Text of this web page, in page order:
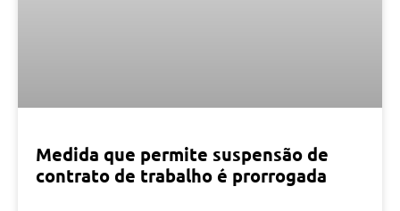
Medida que permite suspensão de
contrato de trabalho é prorrogada